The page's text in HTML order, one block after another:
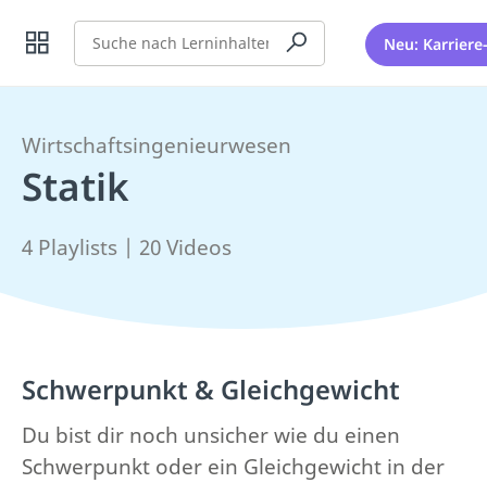
Suche Neu:
Wirtschaftsingenieurwesen
Statik
4 Playlists | 20 Videos
Schwerpunkt & Gleichgewicht
Du bist dir noch unsicher wie du einen
Schwerpunkt oder ein Gleichgewicht in der